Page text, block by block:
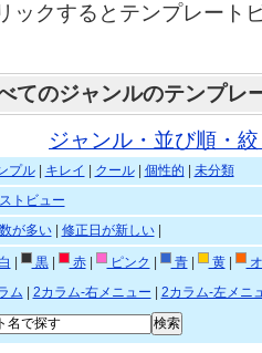
ックするとテンプレート
てのジャンルのテンプレ
ジャンル・並び順・
プル| キレイ クール| 個性的
未分類
トビュー
が多い| 修正日が新しい|
黒| 赤| ピンク 青| 黄|
ム 2カラム-右メニュー
2カラム-左メニ